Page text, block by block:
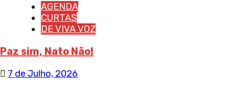
AGENDA
CURTAS
DE VIVA VOZ
Paz sim, Nato Não!
7 de Julho, 2026